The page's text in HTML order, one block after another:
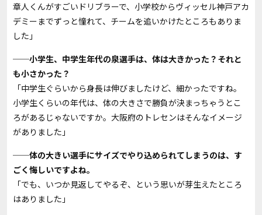
章人くんがすごいドリブラーで、小学校からヴィッセル神戸アカ
デミーまでずっと憧れて、チームを追いかけたところもありま
した」
──小学生、中学生年代の泉選手は、体は大きかった？それと
も小さかった？
「中学生ぐらいから身長は伸びましたけど、細かったですね。
小学生くらいの年代は、体の大きさで勝負が決まっちゃうとこ
ろがあるじゃないですか。大阪府のトレセンはそんなイメージ
がありました」
──体の大きい選手にサイズでやり込められてしまうのは、す
ごく悔しいですよね。
「でも、いつか見返してやるぞ、という思いが芽生えたところ
はありました」